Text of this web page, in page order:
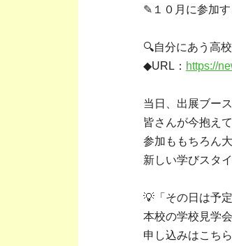
✎１０月に参加す
🔍自分にあう高
◆URL： https://
当日、出展ブー
皆さんが今抱え
参加ももちろん
新しい学びスタ
💡「その日は予
本校の学校見学
申し込みはこち